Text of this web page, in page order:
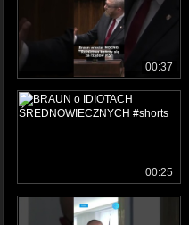
00:37
00:25